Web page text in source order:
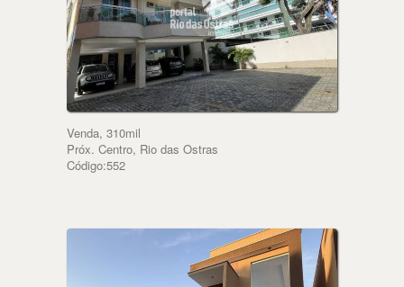
Venda, 310mil
Próx. Centro, Rio das Ostras
Código:552